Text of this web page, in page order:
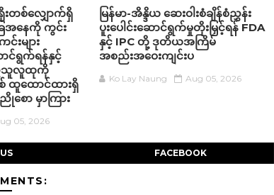
းတစ်လျှောက်ရှိ
ေအနေကို ကွင်း
းများ
င်ရွက်ရန်နှင့်
ည်သူလူထုကို
ထူထောင်ထားရှိ
ော မှာကြား
05, 2026
မြန်မာ-အိန္ဒိယ ဆေးဝါးစံချိန်စံညွှန်း
ပူးပေါင်းဆောင်ရွက်မှုတိုးမြှင့်ရန် FDA
နှင့် IPC တို့ ဒုတိယအကြိမ်
အစည်းအဝေးကျင်းပ
Ko Lay Naung Aug 05, 2026
FACEBOOK